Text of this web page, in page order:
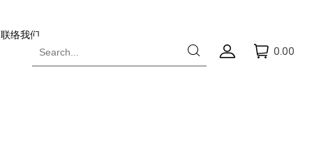
联络我们
0.00